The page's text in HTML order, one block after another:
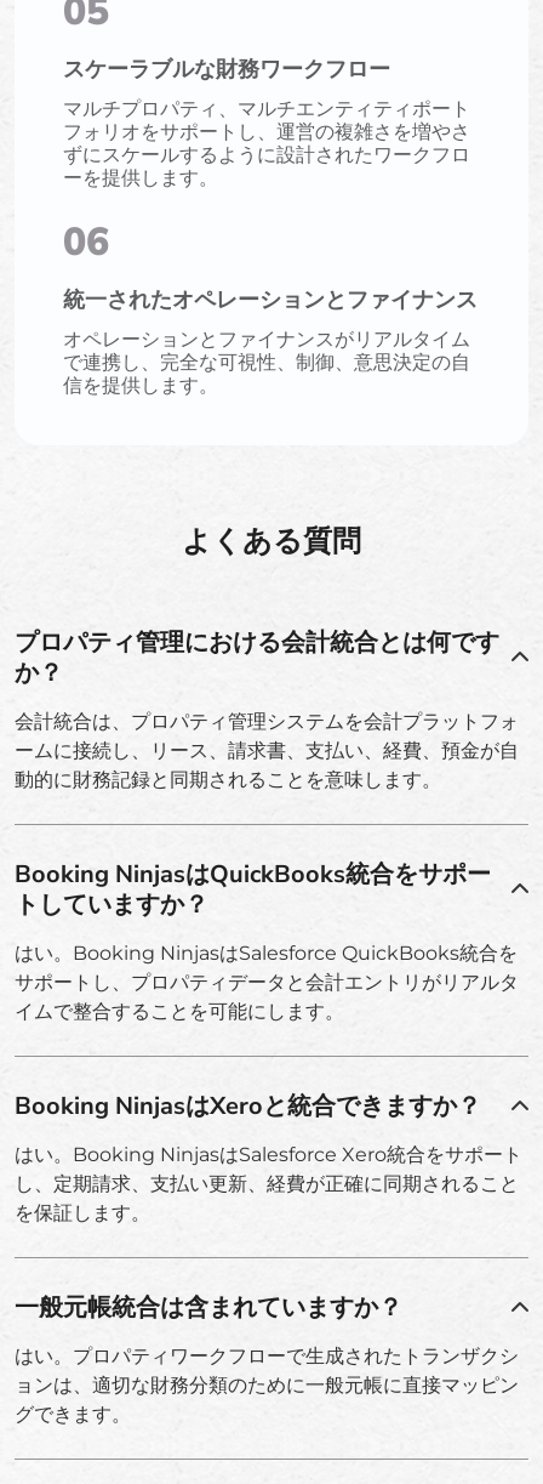
05
スケーラブルな財務ワークフロー
マルチプロパティ、マルチエンティティポート
フォリオをサポートし、運営の複雑さを増やさ
ずにスケールするように設計されたワークフロ
ーを提供します。
06
統一されたオペレーションとファイナンス
オペレーションとファイナンスがリアルタイム
で連携し、完全な可視性、制御、意思決定の自
信を提供します。
よくある質問
プロパティ管理における会計統合とは何です
か？
会計統合は、プロパティ管理システムを会計プラットフォ
ームに接続し、リース、請求書、支払い、経費、預金が自
動的に財務記録と同期されることを意味します。
Booking NinjasはQuickBooks統合をサポー
トしていますか？
はい。Booking NinjasはSalesforce QuickBooks統合を
サポートし、プロパティデータと会計エントリがリアルタ
イムで整合することを可能にします。
Booking NinjasはXeroと統合できますか？
はい。Booking NinjasはSalesforce Xero統合をサポート
し、定期請求、支払い更新、経費が正確に同期されること
を保証します。
一般元帳統合は含まれていますか？
はい。プロパティワークフローで生成されたトランザクシ
ョンは、適切な財務分類のために一般元帳に直接マッピン
グできます。